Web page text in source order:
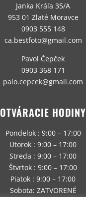
Janka Kráľa 35/A
953 01 Zlaté Moravce
0903 555 148
ca.bestfoto@gmail.com
Pavol Čepček
0903 368 171
palo.cepcek@gmail.com
OTVÁRACIE HODINY
Pondelok : 9:00 – 17:00
Utorok : 9:00 – 17:00
Streda : 9:00 – 17:00
Štvrtok : 9:00 – 17:00
Piatok : 9:00 – 17:00
Sobota: ZATVORENÉ